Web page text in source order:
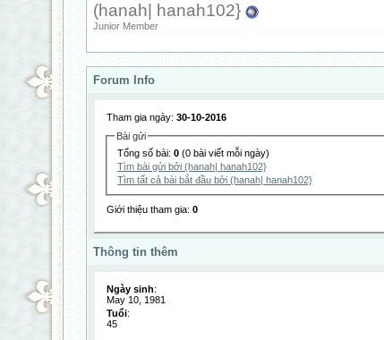
(hanah| hanah102}
Junior Member
Forum Info
Tham gia ngày: 30-10-2016
Bài gửi
Tổng số bài:0 (0 bài viết mỗi ngày)
Tìm bài gửi bởi (hanah| hanah102}
Tìm tất cả bài bắt đầu bởi (hanah| hanah102}
Giới thiệu tham gia: 0
Thông tin thêm
Ngày sinh:
May 10, 1981
Tuổi:
45